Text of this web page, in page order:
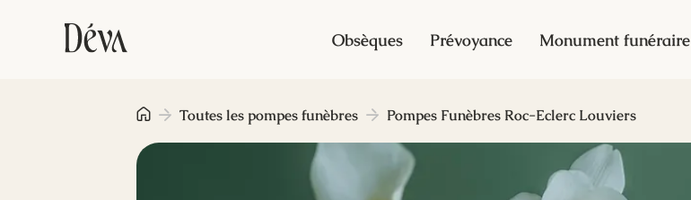
Obsèques Prévoyance Monument funéraire
Toutes les pompes funèbres Pompes Funèbres Roc-Eclerc Louviers